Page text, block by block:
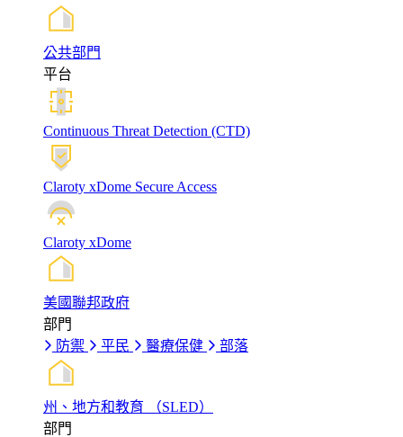
公共部門
平台
Continuous Threat Detection (CTD)
Claroty xDome Secure Access
Claroty xDome
美國聯邦政府
部門
防禦
平民 醫療保健 部落
州、地方和教育 （SLED）
部門